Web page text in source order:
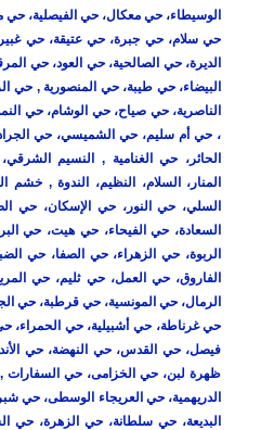
الوسيطاء، حي معكال، حي الفيصلية، حي
حي سلام، حي جبرة، حي عتيقة، حي
الديرة، حي الصالحية، حي العود، حي
البيضاء، حي طيبة، حي المنصورية , حي
الناصرية، حي صياح، حي الوشام، حي
، حي أم سليم، حي الشميسي، حي
الحائر، حي الغنامية , النسيم الشرقي،
المنار، السلام، النظيم، الندوة ,
السلي، حي النور، حي الإسكان، حي
السعادة، حي الفيحاء، حي هيت، حي
الربوة، حي الزهراء، حي الصفا، حي
الفاروق، حي العمل، حي ثليم، حي
الرمال، حي المونسية، حي قرطبة، حي
حي غرناطة، حي أشبيلية، حي الحمراء،
فيصل، حي القدس، حي النهضة، حي
ظهرة لبن، حي الخزامى، حي السفارات
الدريهمية، حي العريجاء الوسطى، حي
البديعة، حي سلطانة، حي الزهرة،